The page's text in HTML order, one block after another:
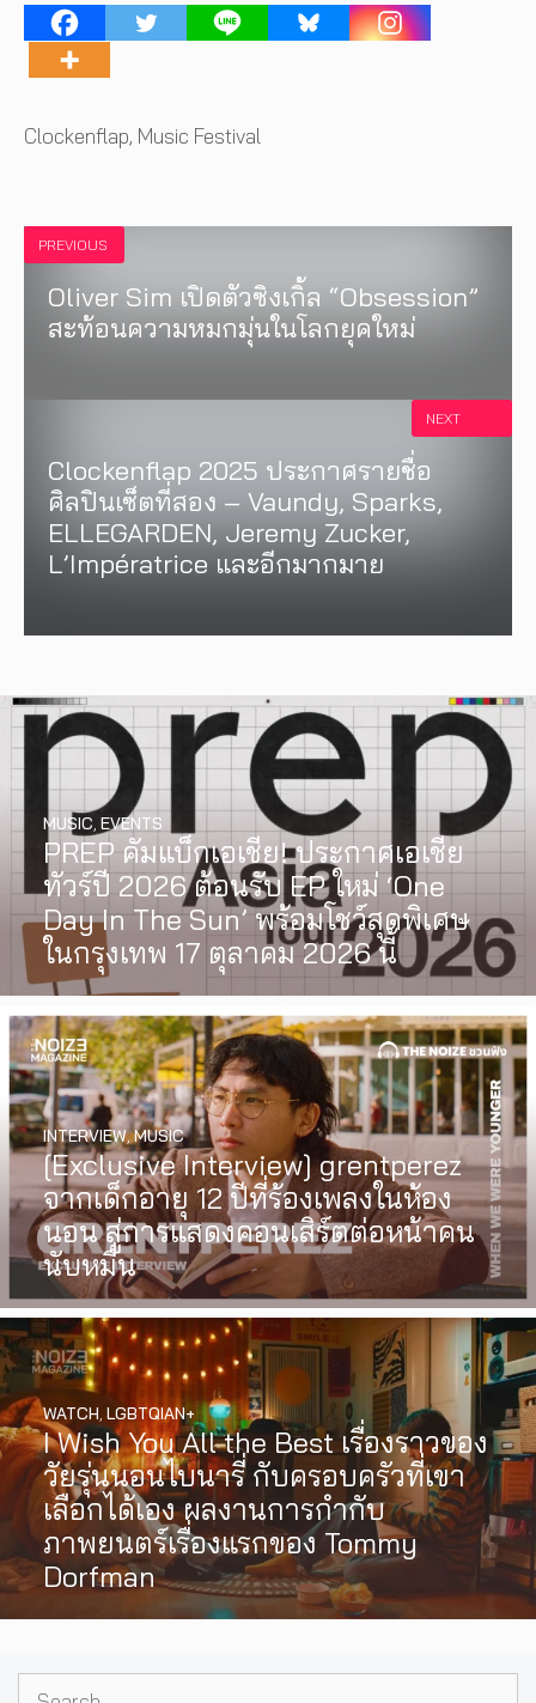
Tags
Clockenflap, Music Festival
PREVIOUS
Oliver Sim เปิดตัวซิงเกิ้ล “Obsession”
สะท้อนความหมกมุ่นในโลกยุคใหม่
Clockenflap 2025 ประกาศรายชื่อ
ศิลปินเซ็ตที่สอง – Vaundy, Sparks,
ELLEGARDEN, Jeremy Zucker,
L’Impératrice และอีกมากมาย
NEXT
PREP คัมแบ็กเอเชีย! ประกาศเอเชีย
ทัวร์ปี 2026 ต้อนรับ EP ใหม่ ‘One
Day In The Sun’ พร้อมโชว์สุดพิเศษ
ในกรุงเทพ 17 ตุลาคม 2026 นี้
MUSIC EVENTS
[Exclusive Interview] grentperez
จากเด็กอายุ 12 ปีที่ร้องเพลงในห้อง
นอน สู่การแสดงคอนเสิร์ตต่อหน้าคน
นับหมื่น
INTERVIEW,MUSIC
I Wish You All the Best เรื่องราวของ
วัยรุ่นนอนไบนารี่ กับครอบครัวที่เขา
เลือกได้เอง ผลงานการกำกับ
ภาพยนตร์เรื่องแรกของ Tommy
Dorfman
WATCH LGBTQIAN+
Search